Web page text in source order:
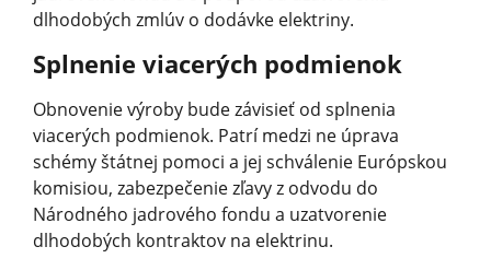
dlhodobých zmlúv o dodávke elektriny.
Splnenie viacerých podmienok
Obnovenie výroby bude závisieť od splnenia
viacerých podmienok. Patrí medzi ne úprava
schémy štátnej pomoci a jej schválenie Európskou
komisiou, zabezpečenie zľavy z odvodu do
Národného jadrového fondu a uzatvorenie
dlhodobých kontraktov na elektrinu.